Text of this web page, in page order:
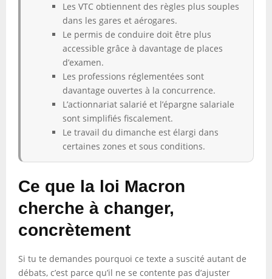
Les VTC obtiennent des règles plus souples
dans les gares et aérogares.
Le permis de conduire doit être plus
accessible grâce à davantage de places
d’examen.
Les professions réglementées sont
davantage ouvertes à la concurrence.
L’actionnariat salarié et l’épargne salariale
sont simplifiés fiscalement.
Le travail du dimanche est élargi dans
certaines zones et sous conditions.
Ce que la loi Macron
cherche à changer,
concrètement
Si tu te demandes pourquoi ce texte a suscité autant de
débats, c’est parce qu’il ne se contente pas d’ajuster